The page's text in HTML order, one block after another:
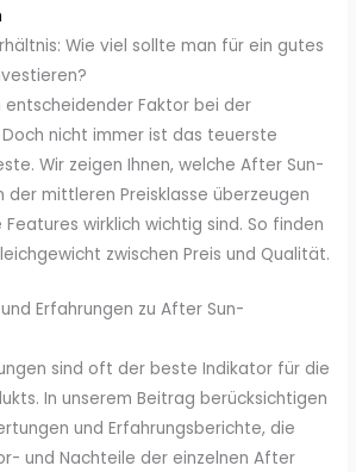
Wie viel sollte man für ein gutes
entscheidender Faktor bei der
nicht immer ist das teuerste
Wir zeigen Ihnen, welche After Sun-
mittleren Preisklasse überzeugen
wirklich wichtig sind. So finden
zwischen Preis und Qualität.
Erfahrungen zu After Sun-
sind oft der beste Indikator für die
In unserem Beitrag berücksichtigen
und Erfahrungsberichte, die
und Nachteile der einzelnen After